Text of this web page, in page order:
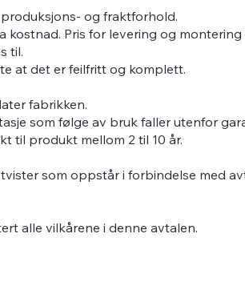
produksjons- og fraktforhold.
kostnad. Pris for levering og
til.
at det er feilfritt og komplett.
fabrikken.
som følge av bruk faller utenfor
til produkt mellom 2 til 10 år.
som oppstår i forbindelse med
alle vilkårene i denne avtalen.